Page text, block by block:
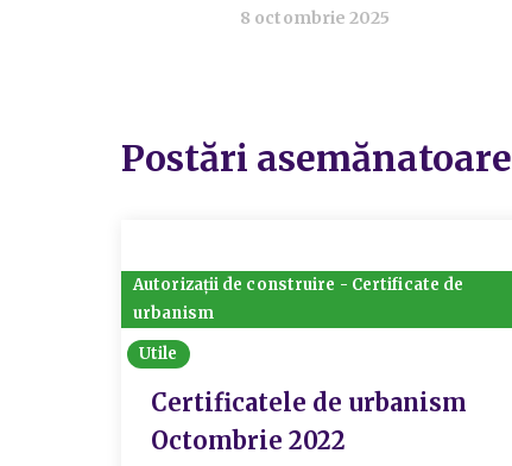
8 octombrie 2025
Postări asemănatoare
Autorizații de construire - Certificate de
urbanism
Utile
Certificatele de urbanism
Octombrie 2022